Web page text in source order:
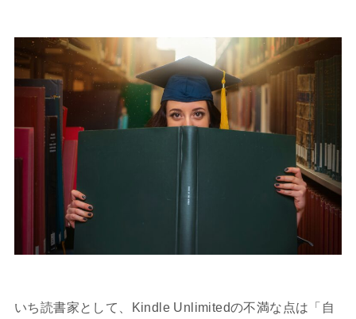
いち読書家として、Kindle Unlimitedの不満な点は「自